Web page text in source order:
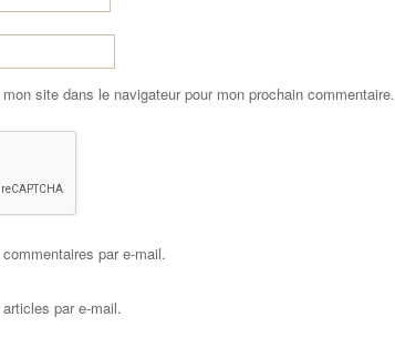
site dans le navigateur pour mon prochain commentaire.
par e-mail.
par e-mail.